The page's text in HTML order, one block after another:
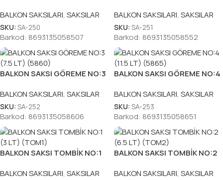
BALKON SAKSILARI, SAKSILAR
SKU: SA-250
Barkod: 8693135058507
BALKON SAKSILARI, SAKSILAR
SKU: SA-251
Barkod: 8693135058552
BALKON SAKSI GÖREME NO:3
BALKON SAKSILARI, SAKSILAR
SKU: SA-252
Barkod: 8693135058606
BALKON SAKSI GÖREME NO:4
BALKON SAKSILARI, SAKSILAR
SKU: SA-253
Barkod: 8693135058651
BALKON SAKSI TOMBİK NO:1
BALKON SAKSILARI, SAKSILAR
BALKON SAKSI TOMBİK NO:2
BALKON SAKSILARI, SAKSILAR